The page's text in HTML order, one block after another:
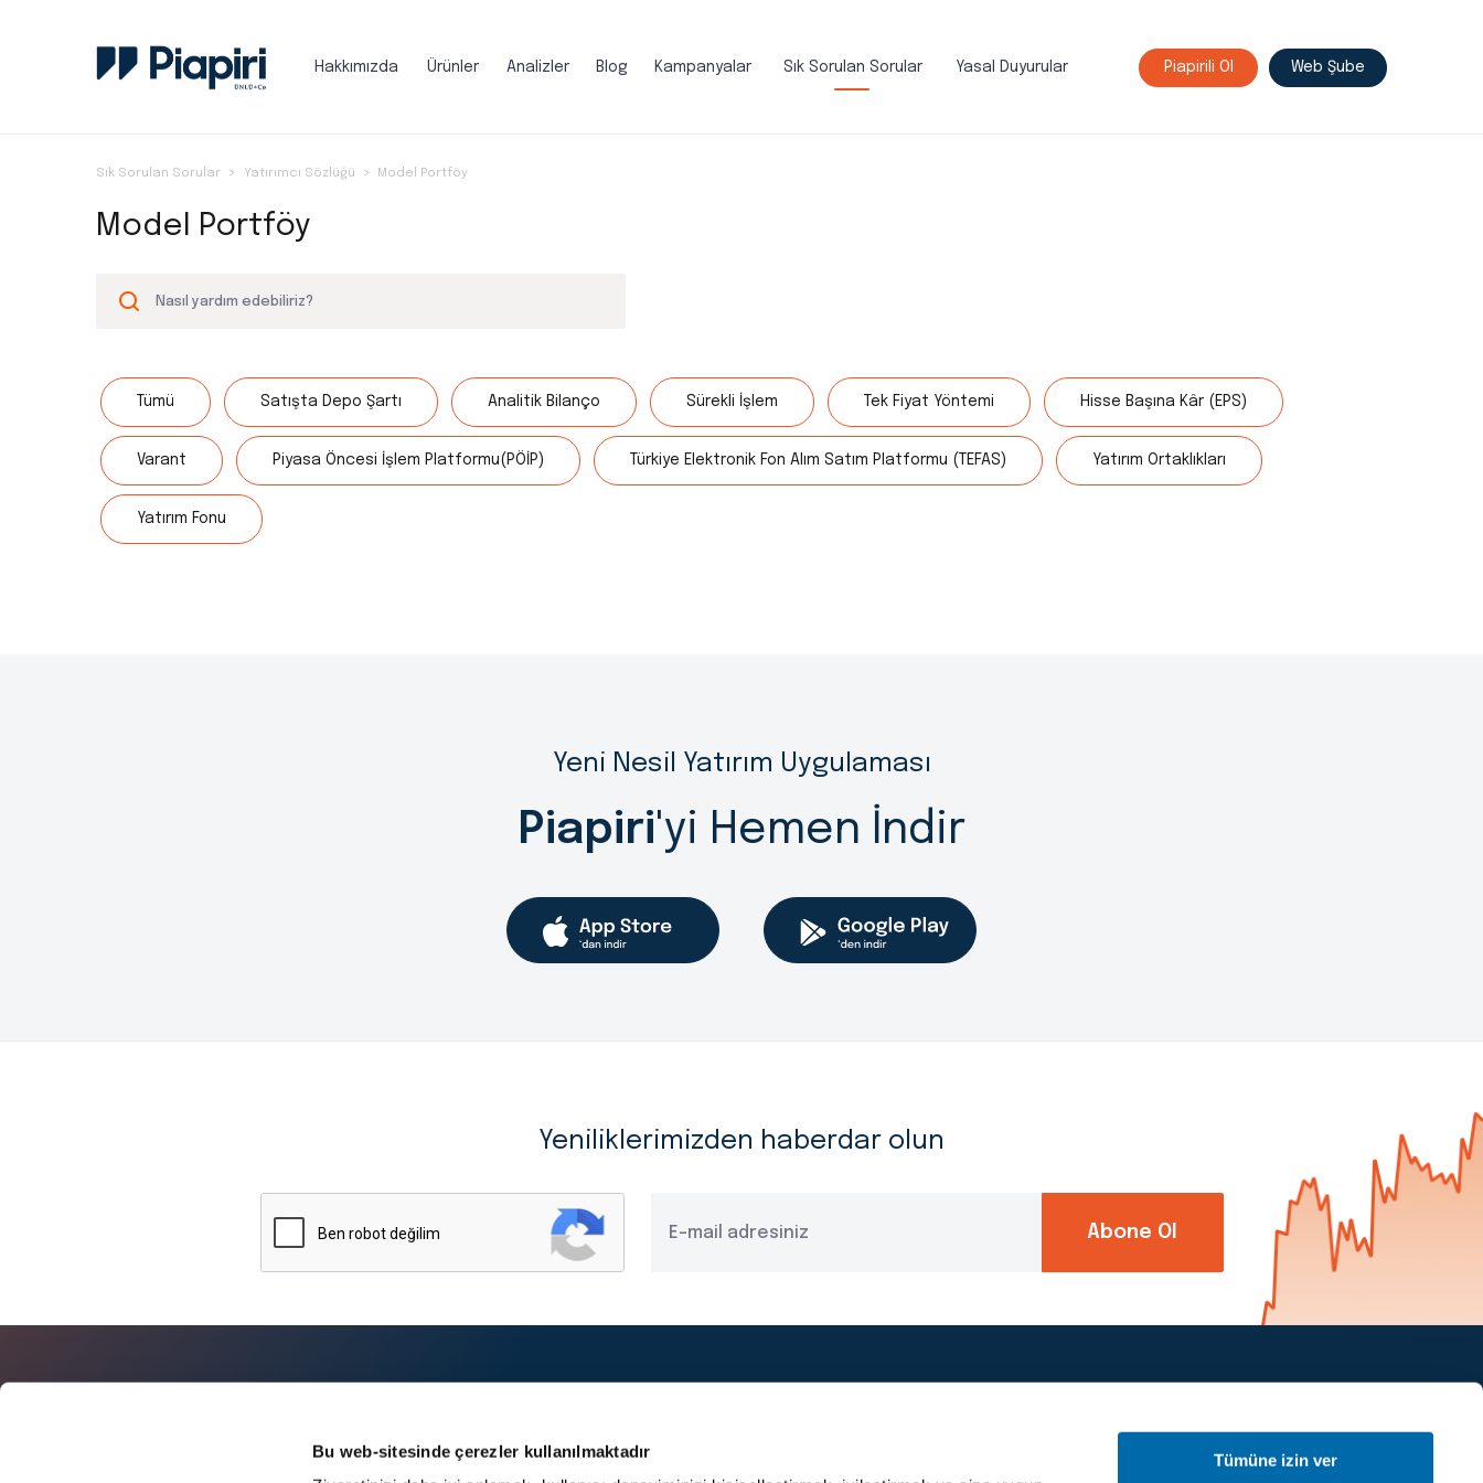
Bu web-sitesinde çerezler kullanılmaktadır
Tümüne izin ver
Hakkımızda Ürünler Analizler Blog Kampanyalar Sık Sorulan Sorular Yasal Duyurular Piapirili Ol Web Şube
Sık Sorulan Sorular Yatırımcı Sözlüğü Model Portföy
Model Portföy
Tümü Satışta Depo Şartı Analitik Bilanço Sürekli İşlem Tek Fiyat Yöntemi Hisse Başına Kâr (EPS)
Varant Piyasa Öncesi İşlem Platformu(PÖİP) Türkiye Elektronik Fon Alım Satım Platformu (TEFAS) Yatırım Ortaklıkları
Yatırım Fonu
Yeni Nesil Yatırım Uygulaması
Piapiri'yi Hemen İndir
Yeniliklerimizden haberdar olun
Abone Ol
Kişisel Verilerin Korunması ve